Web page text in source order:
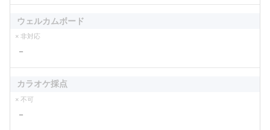
ウェルカムボード
× 非対応
－
カラオケ採点
× 不可
－